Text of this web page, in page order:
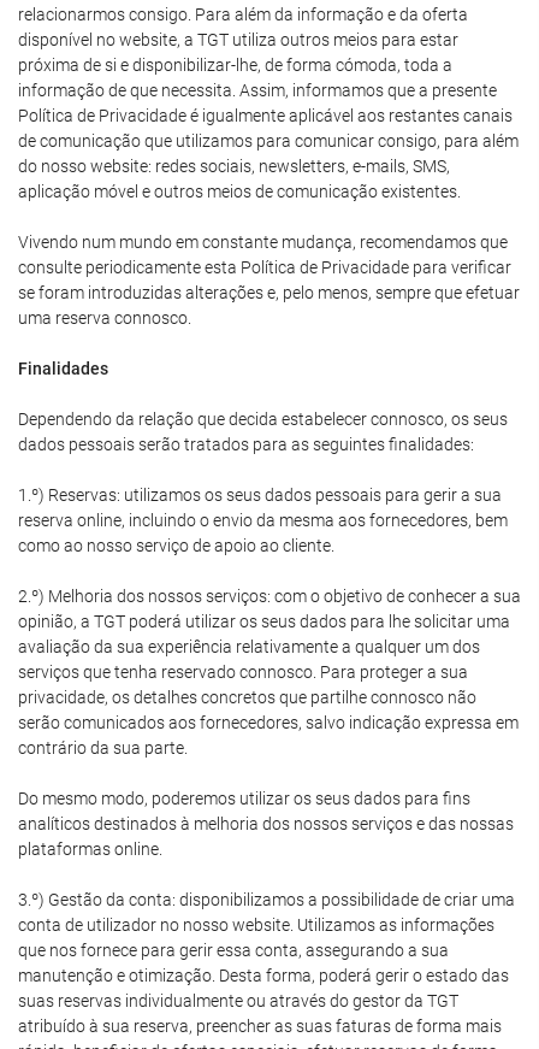
relacionarmos consigo. Para além da informação e da oferta
disponível no website, a TGT utiliza outros meios para estar
próxima de si e disponibilizar-lhe, de forma cómoda, toda a
informação de que necessita. Assim, informamos que a presente
Política de Privacidade é igualmente aplicável aos restantes canais
de comunicação que utilizamos para comunicar consigo, para além
do nosso website: redes sociais, newsletters, e-mails, SMS,
aplicação móvel e outros meios de comunicação existentes.
Vivendo num mundo em constante mudança, recomendamos que
consulte periodicamente esta Política de Privacidade para verificar
se foram introduzidas alterações e, pelo menos, sempre que efetuar
uma reserva connosco.
Finalidades
Dependendo da relação que decida estabelecer connosco, os seus
dados pessoais serão tratados para as seguintes finalidades:
1.º) Reservas: utilizamos os seus dados pessoais para gerir a sua
reserva online, incluindo o envio da mesma aos fornecedores, bem
como ao nosso serviço de apoio ao cliente.
2.º) Melhoria dos nossos serviços: com o objetivo de conhecer a sua
opinião, a TGT poderá utilizar os seus dados para lhe solicitar uma
avaliação da sua experiência relativamente a qualquer um dos
serviços que tenha reservado connosco. Para proteger a sua
privacidade, os detalhes concretos que partilhe connosco não
serão comunicados aos fornecedores, salvo indicação expressa em
contrário da sua parte.
Do mesmo modo, poderemos utilizar os seus dados para fins
analíticos destinados à melhoria dos nossos serviços e das nossas
plataformas online.
3.º) Gestão da conta: disponibilizamos a possibilidade de criar uma
conta de utilizador no nosso website. Utilizamos as informações
que nos fornece para gerir essa conta, assegurando a sua
manutenção e otimização. Desta forma, poderá gerir o estado das
suas reservas individualmente ou através do gestor da TGT
atribuído à sua reserva, preencher as suas faturas de forma mais